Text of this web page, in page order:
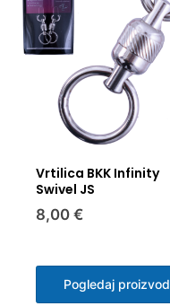
Vrtilica BKK Infinity
Swivel JS
8,00 €
Pogledaj proizvod